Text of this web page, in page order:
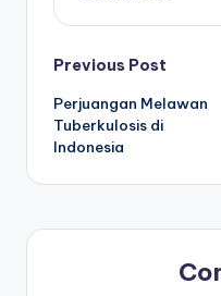
Post
navigation
Previous Post
Perjuangan Melawan
Tuberkulosis di
Indonesia